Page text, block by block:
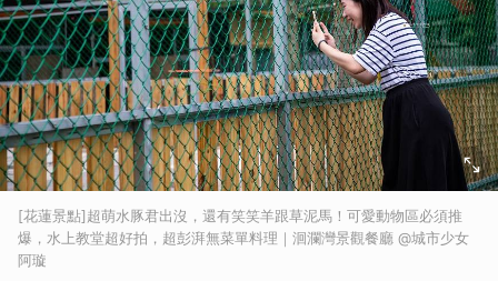
[花蓮景點]超萌水豚君出沒，還有笑笑羊跟草泥馬！可愛動物區必須推
爆，水上教堂超好拍，超彭湃無菜單料理｜洄瀾灣景觀餐廳 @城市少女
阿璇